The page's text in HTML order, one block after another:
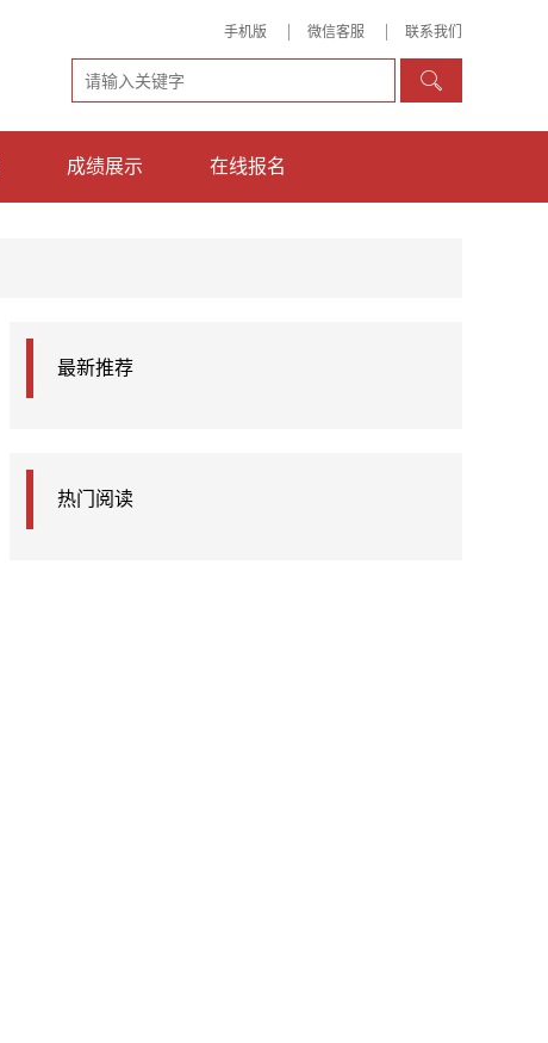
手机版 微信客服 联系我们

成绩展示 在线报名
最新推荐
热门阅读